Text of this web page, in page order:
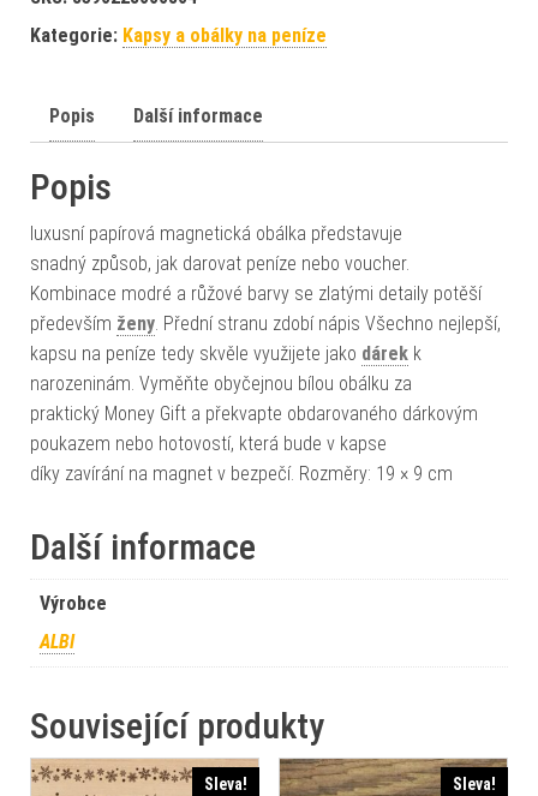
Kategorie: Kapsy a obálky na peníze
Popis Další informace
Popis
luxusní papírová magnetická obálka představuje
snadný způsob, jak darovat peníze nebo voucher.
Kombinace modré a růžové barvy se zlatými detaily potěší
především ženy . Přední stranu zdobí nápis Všechno nejlepší,
kapsu na peníze tedy skvěle využijete jako dárek k
narozeninám. Vyměňte obyčejnou bílou obálku za
praktický Money Gift a překvapte obdarovaného dárkovým
poukazem nebo hotovostí, která bude v kapse
díky zavírání na magnet v bezpečí. Rozměry: 19 × 9 cm
Další informace
Výrobce
ALBI
Související produkty
Sleva! Sleva!